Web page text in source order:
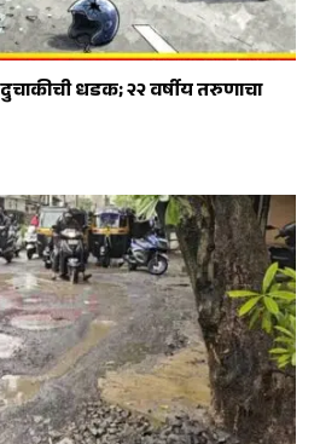
दुचाकीची धडक; २२ वर्षीय तरुणाचा